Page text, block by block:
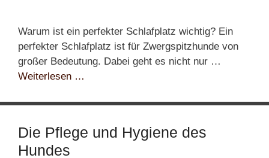
Warum ist ein perfekter Schlafplatz wichtig? Ein
perfekter Schlafplatz ist für Zwergspitzhunde von
großer Bedeutung. Dabei geht es nicht nur …
Weiterlesen …
Die Pflege und Hygiene des
Hundes